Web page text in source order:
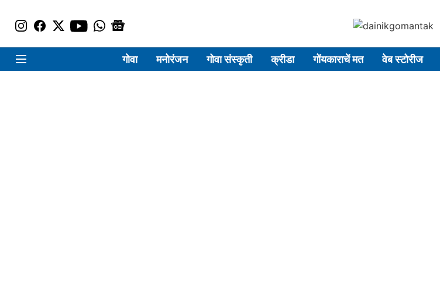
गोवा मनोरंजन गोवा संस्कृती क्रीडा गोंयकाराचें मत वेब स्टोरीज